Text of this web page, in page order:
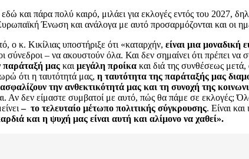
και πάρα πολύ καιρό, μιλάει για εκλογές εντός του 2027,
Ένωση και ανάλογα με αυτό προσαρμόζονται και οι
ο κ. Κικίλιας υποστήριξε ότι «καταρχήν, είναι μια μοναδική
σύνεδροι – να ακουστούν όλα. Και δεν σημαίνει ότι πρέπει
παράταξή μας και μεγάλη προίκα και διά της συνθέσεως
ότι η ταυτότητά μας, η ταυτότητα της παράταξής μας
την ανθεκτικότητά μας και τη συνοχή της
δεν είμαστε συμβατοί με αυτό, πώς θα πάμε σε εκλογές;
– το τελευταίο μέτωπο πολιτικής σύγκρουσης. Είναι
και η ψυχή μας είναι αυτή και αλίμονο να χαθεί».